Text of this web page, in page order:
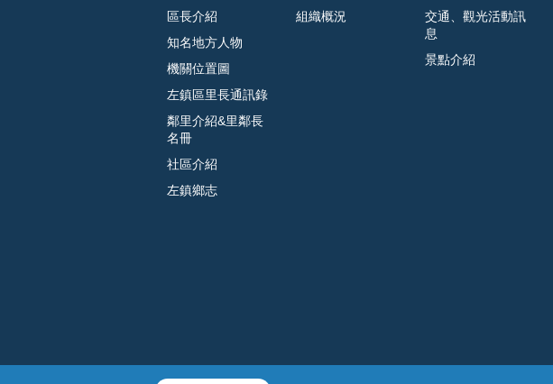
區長介紹
知名地方人物
機關位置圖
左鎮區里長通訊錄
鄰里介紹&里鄰長
名冊
社區介紹
左鎮鄉志
組織概況
交通、觀光活動訊
息
景點介紹